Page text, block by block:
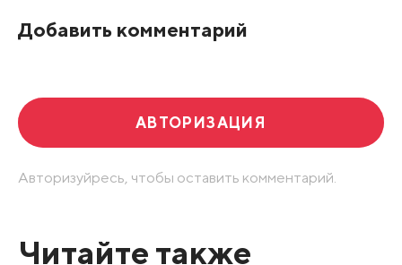
Добавить комментарий
АВТОРИЗАЦИЯ
Авторизуйресь, чтобы оставить комментарий.
Читайте также